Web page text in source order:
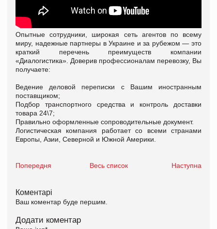
Опытные сотрудники, широкая сеть агентов по всему
миру, надежные партнеры в Украине и за рубежом — это
краткий перечень преимуществ компании
«Диалогистика». Доверив профессионалам перевозку, Вы
получаете:
Ведение деловой переписки с Вашим иностранным
поставщиком;
Подбор транспортного средства и контроль доставки
товара 24\7;
Правильно оформленные сопроводительные документ.
Логистическая компания работает со всеми странами
Европы, Азии, Северной и Южной Америки.
Попередня Весь список Наступна
Коментарі
Ваш коментар буде першим.
Додати коментар